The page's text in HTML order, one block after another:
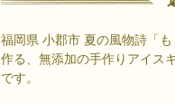
福岡県 小郡市 夏の風物詩「
作る、無添加の手作りアイス
です。